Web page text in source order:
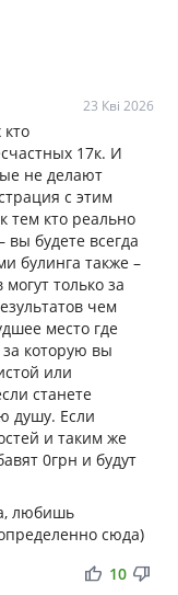
23 Кві 2026
17к. И
не делают
с этим
тем кто реально
вы будете всегда
булинга также –
только за
чем
место где
которую вы
или
станете
душу. Если
и таким же
0грн и будут
любишь
сюда)
thumb_up thumb_down
10